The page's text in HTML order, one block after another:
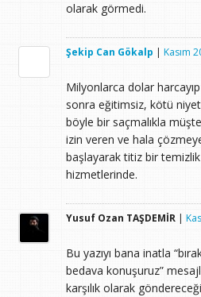
olarak görmedi.
Şekip Can Gökalp | Kasım
Milyonlarca dolar
sonra eğitimsiz, kötü
böyle bir saçmalıkla
izin veren ve hala
başlayarak titiz bir
hizmetlerinde.
Yusuf Ozan TAŞDEMİR|
Bu yazıyı bana inatla
bedava konuşuruz”
karşılık olarak